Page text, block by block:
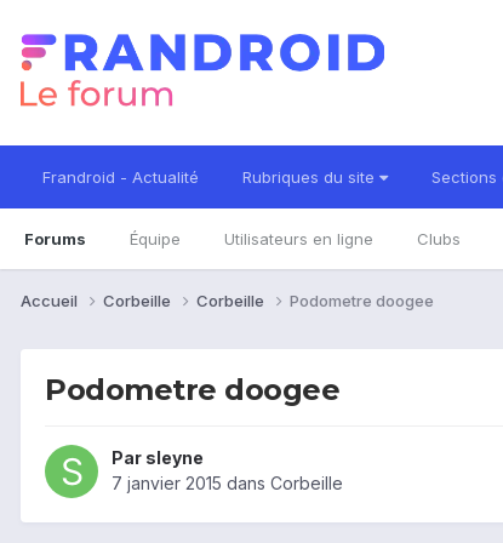
Frandroid - Actualité Rubriques du site Sections
Forums Équipe Utilisateurs en ligne Clubs
Accueil Corbeille Corbeille Podometre doogee
Podometre doogee
Par sleyne
7 janvier 2015 dans Corbeille